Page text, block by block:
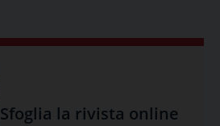
Sfoglia la rivista online